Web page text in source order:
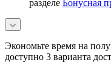
разделе Бонусная
Экономьте время на
доступно 3 варианта